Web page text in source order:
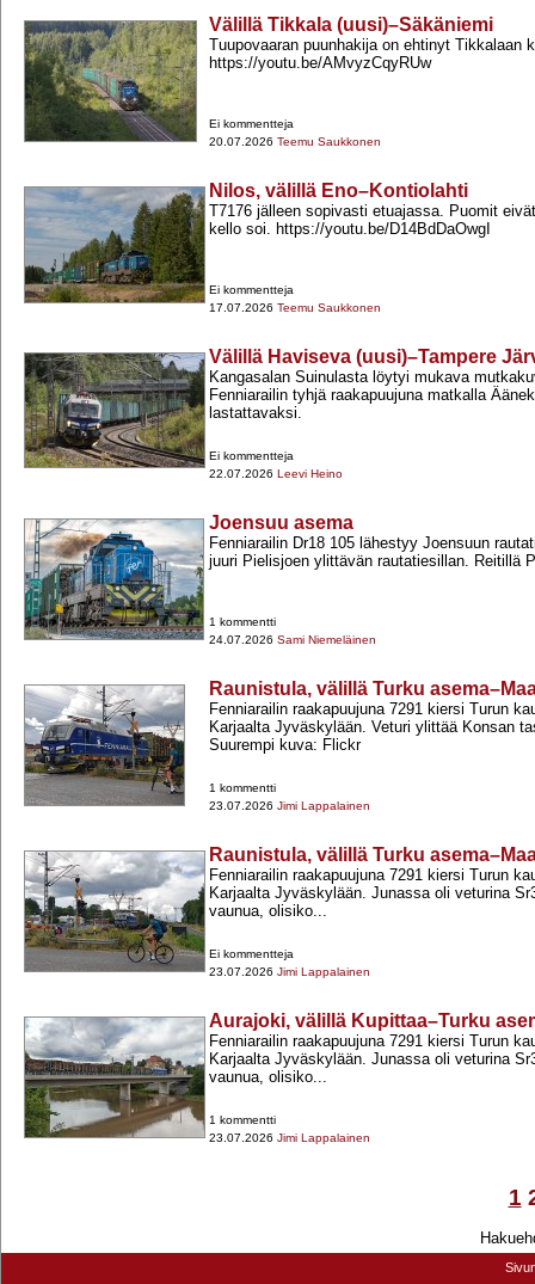
Välillä Tikkala (uusi)–Säkäniemi
Tuupovaaran puunhakija on ehtinyt Tikkalaan
https://youtu.be/AMvyzCqyRUw
Ei kommentteja
20.07.2026 Teemu Saukkonen
Nilos, välillä Eno–Kontiolahti
T7176 jälleen sopivasti etuajassa. Puomit
kello soi. https://youtu.be/D14BdDaOwgI
Ei kommentteja
17.07.2026 Teemu Saukkonen
Välillä Haviseva (uusi)–Tampere
Kangasalan Suinulasta löytyi mukava
Fenniarailin tyhjä raakapuujuna matkalla
lastattavaksi.
Ei kommentteja
22.07.2026 Leevi Heino
Joensuu asema
Fenniarailin Dr18 105 lähestyy Joensuun
juuri Pielisjoen ylittävän rautatiesillan. Reitillä
1 kommentti
24.07.2026 Sami Niemeläinen
Raunistula, välillä Turku
Fenniarailin raakapuujuna 7291 kiersi Turun
Karjaalta Jyväskylään. Veturi ylittää Konsan
Suurempi kuva: Flickr
1 kommentti
23.07.2026 Jimi Lappalainen
Raunistula, välillä Turku
Fenniarailin raakapuujuna 7291 kiersi Turun
Karjaalta Jyväskylään. Junassa oli veturina
vaunua, olisiko...
Ei kommentteja
23.07.2026 Jimi Lappalainen
Aurajoki, välillä Kupittaa–Turku
Fenniarailin raakapuujuna 7291 kiersi Turun
Karjaalta Jyväskylään. Junassa oli veturina
vaunua, olisiko...
1 kommentti
23.07.2026 Jimi Lappalainen
1